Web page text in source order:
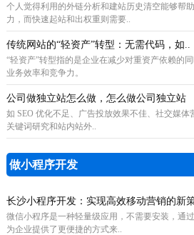
个人觉得利用的外链分析和建站历史清空能够帮
力，而快速起站和出权重则需要..
传统网站的“轻资产”转型：无需代码，如..
“轻资产”转型指的是企业在减少对重资产依赖的
业务效率和竞争力。
公司做独立站怎么做，怎么做公司独立站
如 SEO 优化不足、广告投放效果不佳、社交媒
关键词研究和站内站外..
做小程序开发
长沙小程序开发：实现高效移动营销的新策
微信小程序是一种轻量级应用，不需要安装，通
为企业提供了更便捷的方式来..